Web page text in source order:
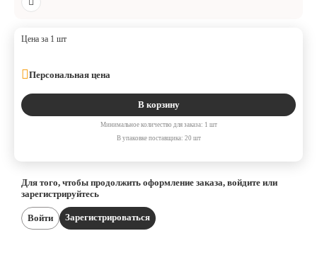
Цена за 1 шт
Персональная цена
В корзину
Минимальное количество для заказа: 1 шт
В упаковке поставщика: 20 шт
Для того, чтобы продолжить оформление заказа, войдите или
зарегистрируйтесь
Войти Зарегистрироваться